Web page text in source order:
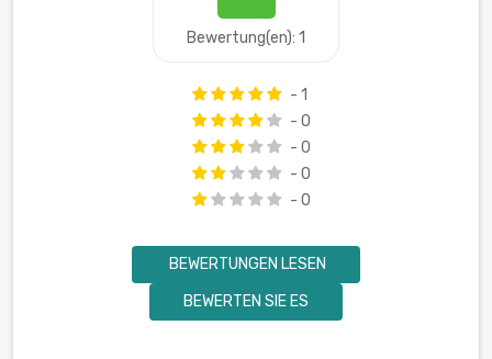
Bewertung(en): 1
- 1
- 0
- 0
- 0
- 0
BEWERTUNGEN LESEN
BEWERTEN SIE ES